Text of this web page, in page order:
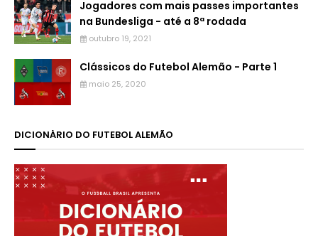
Jogadores com mais passes importantes
na Bundesliga - até a 8ª rodada
outubro 19, 2021
Clássicos do Futebol Alemão - Parte 1
maio 25, 2020
DICIONÁRIO DO FUTEBOL ALEMÃO